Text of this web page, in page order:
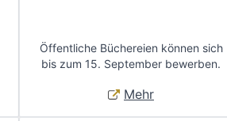
Öffentliche Büchereien können sich
bis zum 15. September bewerben.
Mehr